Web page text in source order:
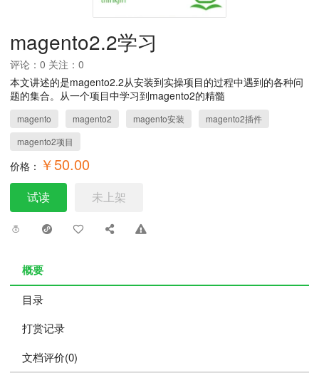
magento2.2学习
评论：0 关注：0
本文讲述的是magento2.2从安装到实操项目的过程中遇到的各种问
题的集合。从一个项目中学习到magento2的精髓
magento magento2 magento安装
magento2插件
magento2项目
价格： ￥50.00
试读 未上架
概要
目录
打赏记录
文档评价(0)